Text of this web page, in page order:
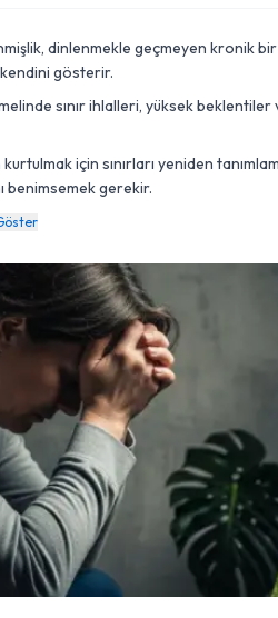
dinlenmekle geçmeyen kronik
gösterir.
sınır ihlalleri, yüksek
için sınırları yeniden
benimsemek gerekir.